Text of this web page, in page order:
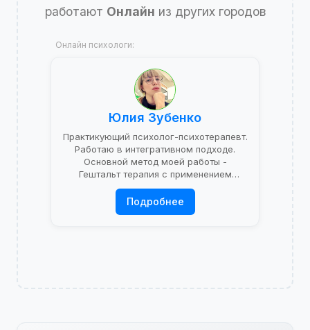
работают Онлайн из других городов
Онлайн психологи:
Юлия Зубенко
Практикующий психолог-психотерапевт.
Работаю в интегративном подходе.
Основной метод моей работы -
Гештальт терапия с применением
психоаналитической теории.
Подробнее